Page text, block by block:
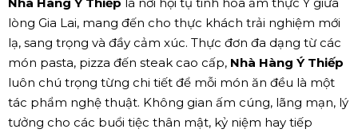
lòng Gia Lai, mang đến cho thực khách trải nghiệm mới
lạ, sang trọng và đầy cảm xúc. Thực đơn đa dạng từ các
món pasta, pizza đến steak cao cấp, Nhà Hàng Ý Thiếp
luôn chú trọng từng chi tiết để mỗi món ăn đều là một
tác phẩm nghệ thuật. Không gian ấm cúng, lãng mạn, lý
tưởng cho các buổi tiệc thân mật, kỷ niệm hay tiếp